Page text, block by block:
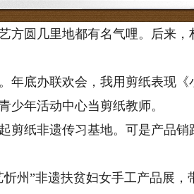
圆几里地都有名气哩。后来，
底办联欢会，我用剪纸表现《
少年活动中心当剪纸教师。
纸非遗传习基地。可是产品销
州”非遗扶贫妇女手工产品展，